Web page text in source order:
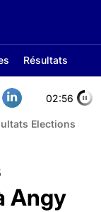
Résultats
02:56
Elections
Angy